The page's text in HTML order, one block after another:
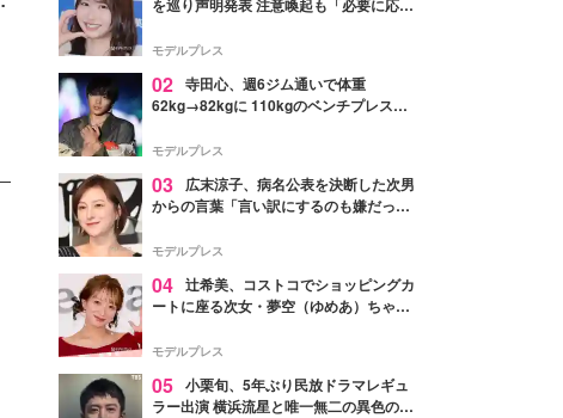
ます。
を巡り声明発表 注意喚起も「必要に応じ
モデルプレス
02 寺田心、週6ジム通いで体重
62kg→82kgに 110kgのベンチプレス持
「かっこいい」と反響
モデルプレス
03
広末涼子、病名公表を決断した次男
からの言葉「言い訳にするのも嫌だっ
モデルプレス
04 辻希美、コストコでショッピングカ
ートに座る次女・夢空（ゆめあ）ちゃん
ぎ」「成長を感じる」の声
モデルプレス
05 小栗旬、5年ぶり民放ドラマレギュ
ラー出演 横浜流星と唯一無二の異色のバ